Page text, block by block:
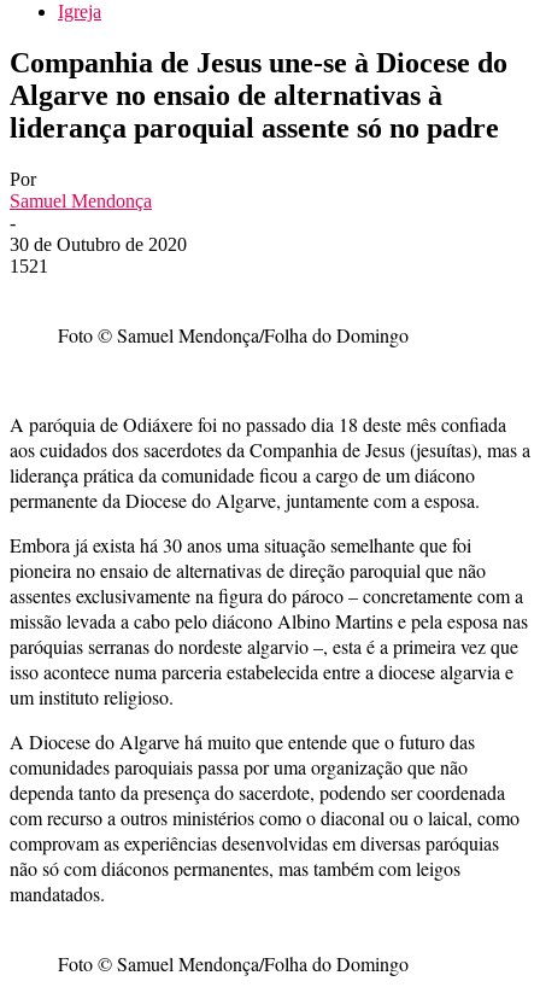
Igreja
Companhia de Jesus une-se à Diocese do
Algarve no ensaio de alternativas à
liderança paroquial assente só no padre
Por
Samuel Mendonça
-
30 de Outubro de 2020
1521
Foto © Samuel Mendonça/Folha do Domingo
A paróquia de Odiáxere foi no passado dia 18 deste mês confiada
aos cuidados dos sacerdotes da Companhia de Jesus (jesuítas), mas a
liderança prática da comunidade ficou a cargo de um diácono
permanente da Diocese do Algarve, juntamente com a esposa.
Embora já exista há 30 anos uma situação semelhante que foi
pioneira no ensaio de alternativas de direção paroquial que não
assentes exclusivamente na figura do pároco – concretamente com a
missão levada a cabo pelo diácono Albino Martins e pela esposa nas
paróquias serranas do nordeste algarvio –, esta é a primeira vez que
isso acontece numa parceria estabelecida entre a diocese algarvia e
um instituto religioso.
A Diocese do Algarve há muito que entende que o futuro das
comunidades paroquiais passa por uma organização que não
dependa tanto da presença do sacerdote, podendo ser coordenada
com recurso a outros ministérios como o diaconal ou o laical, como
comprovam as experiências desenvolvidas em diversas paróquias
não só com diáconos permanentes, mas também com leigos
mandatados.
Foto © Samuel Mendonça/Folha do Domingo